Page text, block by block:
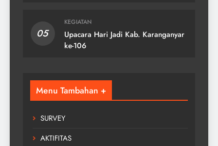
05
KEGIATAN
Upacara Hari Jadi Kab. Karanganyar
ke-106
Menu Tambahan +
SURVEY
AKTIFITAS